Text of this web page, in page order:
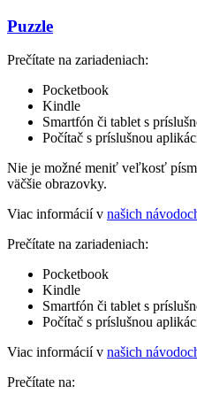
Puzzle
Prečítate na zariadeniach:
Pocketbook
Kindle
Smartfón či tablet s
Počítač s príslušnou
Nie je možné meniť veľkosť
väčšie obrazovky.
Viac informácií v našich
Prečítate na zariadeniach:
Pocketbook
Kindle
Smartfón či tablet s
Počítač s príslušnou
Viac informácií v našich
Prečítate na: